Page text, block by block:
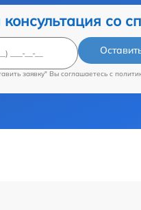
со
заявку" Вы соглашаетесь c